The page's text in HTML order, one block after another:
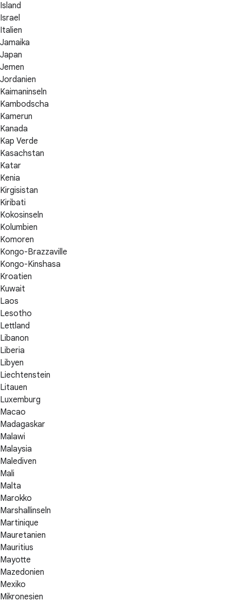
Island
Israel
Italien
Jamaika
Japan
Jemen
Jordanien
Kaimaninseln
Kambodscha
Kamerun
Kanada
Kap Verde
Kasachstan
Katar
Kenia
Kirgisistan
Kiribati
Kokosinseln
Kolumbien
Komoren
Kongo-Brazzaville
Kongo-Kinshasa
Kroatien
Kuwait
Laos
Lesotho
Lettland
Libanon
Liberia
Libyen
Liechtenstein
Litauen
Luxemburg
Macao
Madagaskar
Malawi
Malaysia
Malediven
Mali
Malta
Marokko
Marshallinseln
Martinique
Mauretanien
Mauritius
Mayotte
Mazedonien
Mexiko
Mikronesien